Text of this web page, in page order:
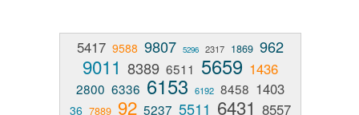
5417 9588 9807 5296 2317 1869 962
9011 8389 6511 5659 1436
2800 6336 6153 6192 8458 1403
36 7889 92 5237 5511 6431 8557